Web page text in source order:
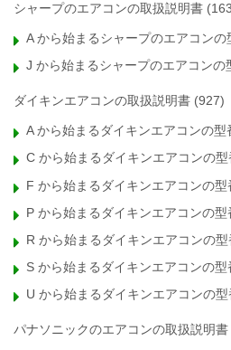
シャープのエアコンの取扱説明書
A から始まるシャープのエアコンの
J から始まるシャープのエアコンの
ダイキンエアコンの取扱説明書 (927)
A から始まるダイキンエアコンの型
C から始まるダイキンエアコンの型
F から始まるダイキンエアコンの型
P から始まるダイキンエアコンの型
R から始まるダイキンエアコンの型
S から始まるダイキンエアコンの型
U から始まるダイキンエアコンの型
パナソニックのエアコンの取扱説明書